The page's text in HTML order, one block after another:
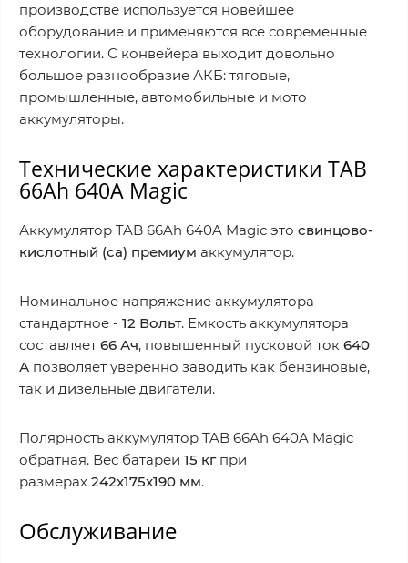
производстве используется новейшее
оборудование и применяются все современные
технологии. С конвейера выходит довольно
большое разнообразие АКБ: тяговые,
промышленные, автомобильные и мото
аккумуляторы.
Технические характеристики TAB
66Ah 640A Magic
Аккумулятор TAB 66Ah 640A Magic это свинцово-
кислотный (ca) премиум аккумулятор.
Номинальное напряжение аккумулятора
стандартное - 12 Вольт. Емкость аккумулятора
составляет 66 Ач, повышенный пусковой ток 640
А позволяет уверенно заводить как бензиновые,
так и дизельные двигатели.
Полярность аккумулятор TAB 66Ah 640A Magic
обратная. Вес батареи 15 кгпри
размерах 242x175x190 мм.
Обслуживание